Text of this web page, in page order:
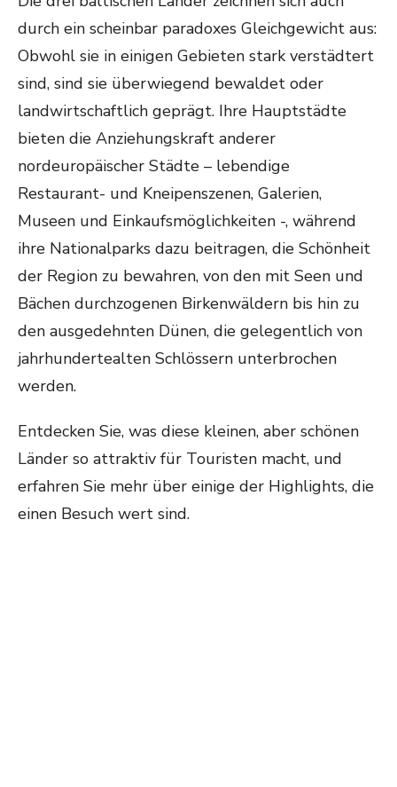
durch ein scheinbar paradoxes Gleichgewicht aus:
Obwohl sie in einigen Gebieten stark verstädtert
sind, sind sie überwiegend bewaldet oder
landwirtschaftlich geprägt. Ihre Hauptstädte
bieten die Anziehungskraft anderer
nordeuropäischer Städte – lebendige
Restaurant- und Kneipenszenen, Galerien,
Museen und Einkaufsmöglichkeiten -, während
ihre Nationalparks dazu beitragen, die Schönheit
der Region zu bewahren, von den mit Seen und
Bächen durchzogenen Birkenwäldern bis hin zu
den ausgedehnten Dünen, die gelegentlich von
jahrhundertealten Schlössern unterbrochen
werden.
Entdecken Sie, was diese kleinen, aber schönen
Länder so attraktiv für Touristen macht, und
erfahren Sie mehr über einige der Highlights, die
einen Besuch wert sind.